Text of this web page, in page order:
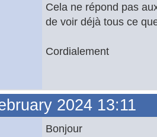
Cela ne répond pas
de voir déjà tous ce
Cordialement
2024 13:11
Bonjour